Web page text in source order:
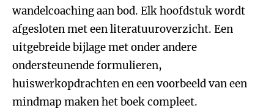
wandelcoaching aan bod. Elk hoofdstuk wordt
afgesloten met een literatuuroverzicht. Een
uitgebreide bijlage met onder andere
ondersteunende formulieren,
huiswerkopdrachten en een voorbeeld van een
mindmap maken het boek compleet.